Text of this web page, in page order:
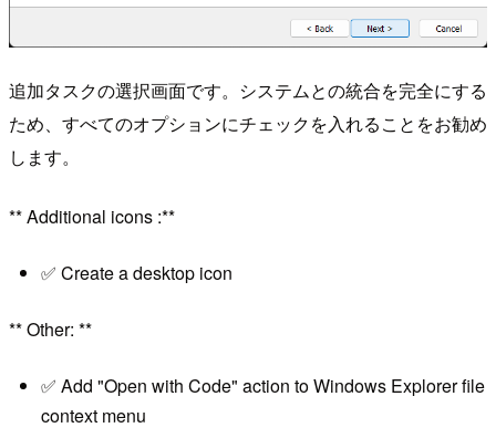
追加タスクの選択画面です。システムとの統合を完全にする
ため、すべてのオプションにチェックを入れることをお勧め
します。
** Additional icons :**
✅ Create a desktop icon
** Other: **
✅ Add "Open with Code" action to Windows Explorer file
context menu